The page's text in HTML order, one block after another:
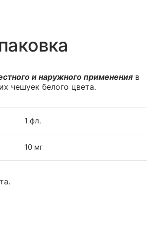
и наружного применения в
чешуек белого цвета.
1 фл.
10 мг